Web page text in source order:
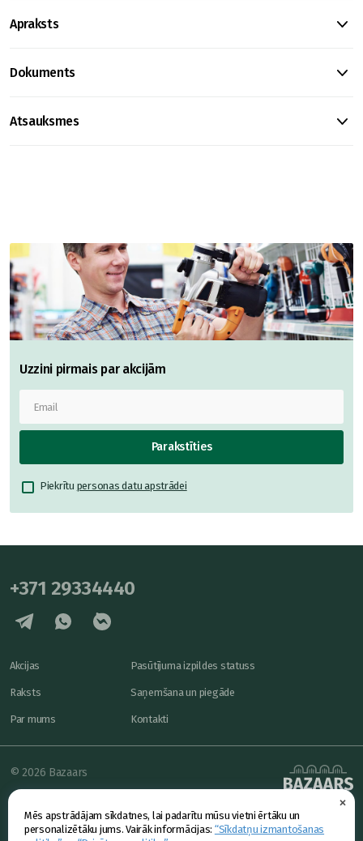
×
Mēs apstrādājam sīkdatnes, lai padarītu mūsu vietni ērtāku un
personalizētāku jums. Vairāk informācijas: “Sīkdatņu izmantošanas
Apraksts
Dokuments
Atsauksmes
Uzzini pirmais par akcijām
Parakstīties
Piekrītu personas datu apstrādei
+371 29334440
Akcijas
Raksts
Par mums
Pasūtījuma izpildes statuss
Saņemšana un piegāde
Kontakti
powered by
© 2026 Bazaars
Konfidencialitāte
Piedāvājums